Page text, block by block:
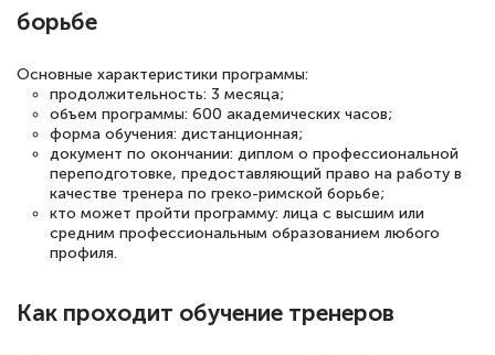
книги, методические рекомендации,
достаточно. Курс помогает пройти
аттестацию в школе. Спасибо!
Евгения Коротких
Знаток города 2 уровня
Спасибо большое Академии! Грамотное,
борьбе
Основные характеристики программы:
продолжительность: 3 месяца;
объем программы: 600 академических часов;
форма обучения: дистанционная;
документ по окончании: диплом о профессиональной
переподготовке, предоставляющий право на работу в
качестве тренера по греко-римской борьбе;
кто может пройти программу: лица с высшим или
средним профессиональным образованием любого
профиля.
Как проходит обучение тренеров